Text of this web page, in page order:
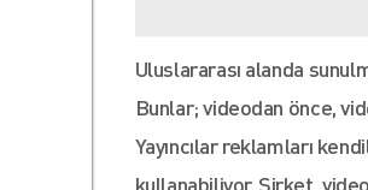
Uluslararası alanda
Bunlar; videodan önce,
Yayıncılar reklamları
kullanabiliyor. Şirket,